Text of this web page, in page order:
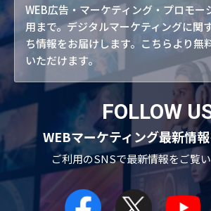
WEB広告・マーケティング・プロモー
用まで。デジタルマーケティングに関
ち情報をお届けします。こちらより無
いただけます。
FOLLOW
WEBマーケティング最新情報
ご利用のSNSで最新情報をご覧